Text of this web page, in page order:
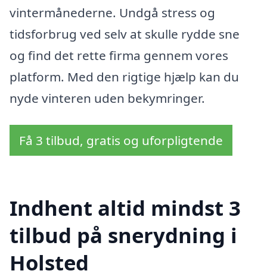
vintermånederne. Undgå stress og
tidsforbrug ved selv at skulle rydde sne
og find det rette firma gennem vores
platform. Med den rigtige hjælp kan du
nyde vinteren uden bekymringer.
Få 3 tilbud, gratis og uforpligtende
Indhent altid mindst 3
tilbud på snerydning i
Holsted